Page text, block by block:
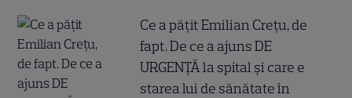
Ce a pățit Emilian Crețu, de
fapt. De ce a ajuns DE
URGENȚĂ la spital și care e
starea lui de sănătate în